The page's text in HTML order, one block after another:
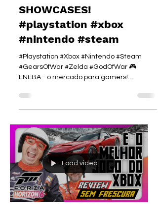
SHOWCASES!
#playstation #xbox
#nintendo #steam
#Playstation #Xbox #Nintendo #Steam
#GearsOfWar #Zelda #GodOfWar 🎮
ENEBA - o mercado para gamers!
presente na ENEBA!
https://ene.ba/IrmaosPiologo-GiftCards 🎮
https://ene.ba/IrmaosPiologo-Games
►Curso de I.A. :
https://www.irmaospiologo.com.br/pialogo
►SEJA UM MEMBRO:
https://www.youtube.com/@irmaospiologo/
membership FALA, GAMERS
SOBREVIVENTES DA MARATONA DE
EVENTOS! 🎮🔥🏆 Junho de 2026 passou
Load video